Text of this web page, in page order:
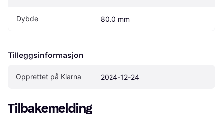
Dybde 80.0 mm
Tilleggsinformasjon
Opprettet på Klarna 2024-12-24
Tilbakemelding